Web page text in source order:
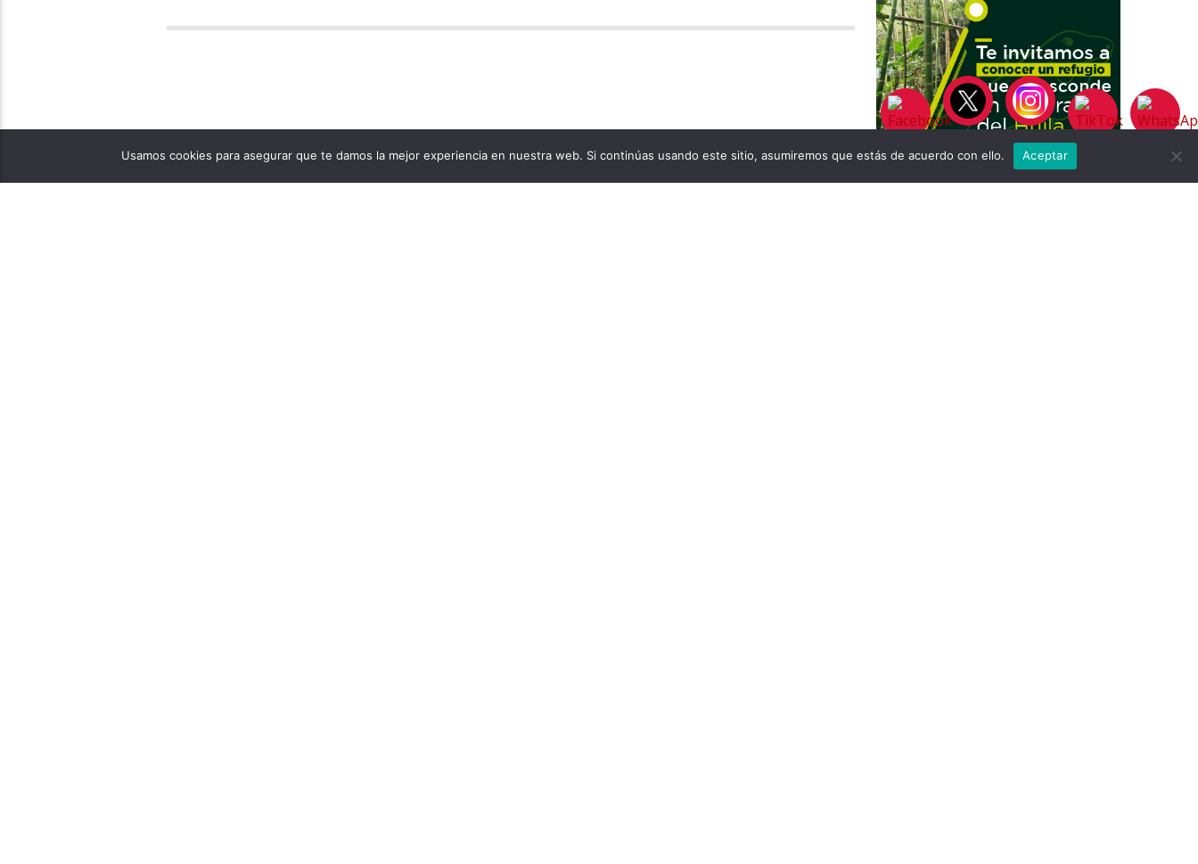
Usamos cookies para asegurar que te damos la mejor experiencia en nuestra web. Si continúas usando este sitio, asumiremos que estás de acuerdo con ello. Aceptar